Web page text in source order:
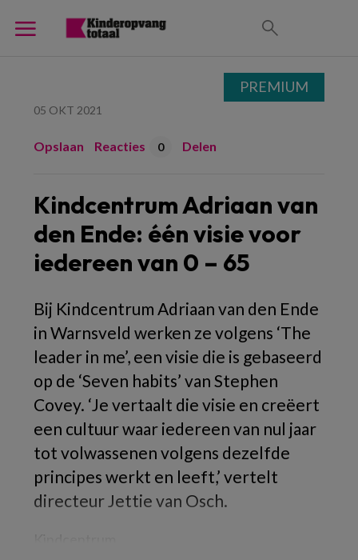
05 OKT 2021
Opslaan Reacties 0 Delen
Kindcentrum Adriaan van
den Ende: één visie voor
iedereen van 0 – 65
Bij Kindcentrum Adriaan van den Ende
in Warnsveld werken ze volgens ‘The
leader in me’, een visie die is gebaseerd
op de ‘Seven habits’ van Stephen
Covey. ‘Je vertaalt die visie en creëert
een cultuur waar iedereen van nul jaar
tot volwassenen volgens dezelfde
principes werkt en leeft,’ vertelt
directeur Jettie van Osch.
PREMIUM